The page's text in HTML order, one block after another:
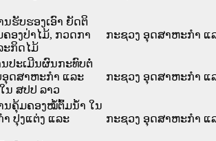
ຮັບຮອງເອົາ ຍັດຕິ
ອງປ່າໄມ້, ກວດກາ
ະກິດໄມ້
ກະຊວງ ອຸດສາຫະກຳ ແ
ປະເມີນຜົນກະທົບຕໍ່
ດສາຫະກຳ ແລະ
ນ ສປປ ລາວ
ກະຊວງ ອຸດສາຫະກຳ ແ
ນຄຸ້ມຄອງໝໍ້ຕົ້ມນ້ຳ ໃນ
ປຸງແຕ່ງ ແລະ
ກະຊວງ ອຸດສາຫະກຳ ແ